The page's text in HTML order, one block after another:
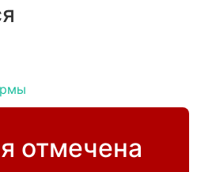
отмечена